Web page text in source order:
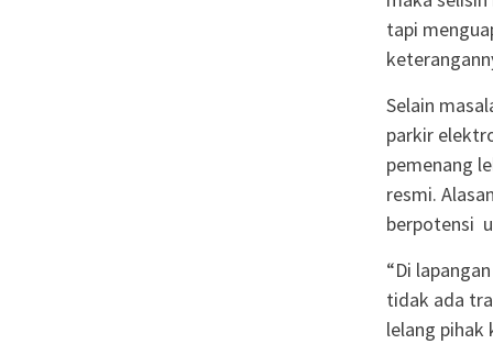
tapi
Selain
parkir
pemenang
resmi.
berpotensi
“Di
tidak ada
lelang pihak